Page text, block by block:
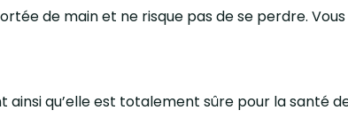
de main et ne risque pas de se perdre.
ainsi qu’elle est totalement sûre pour la santé